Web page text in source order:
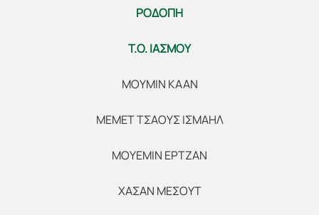
ΡΟΔΟΠΗ
Τ.Ο. ΙΑΣΜΟΥ
ΜΟΥΜΙΝ ΚΑΑΝ
ΜΕΜΕΤ ΤΣΑΟΥΣ ΙΣΜΑΗΛ
ΜΟΥΕΜΙΝ ΕΡΤΖΑΝ
ΧΑΣΑΝ ΜΕΣΟΥΤ